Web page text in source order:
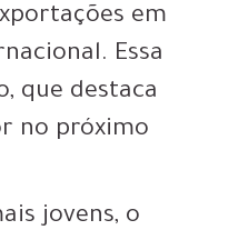
em
Essa
que destaca
no próximo
jovens, o